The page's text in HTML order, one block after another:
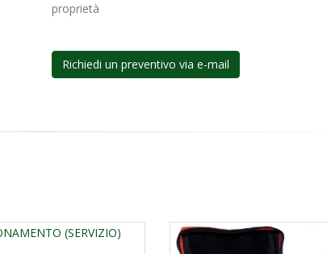
proprietà
Richiedi un preventivo via e-mail